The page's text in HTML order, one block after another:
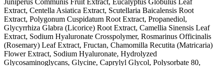
Juniperus Communis Fruit Extract, Eucalyptus Globulus Leaf
Extract, Centella Asiatica Extract, Scutellaria Baicalensis Root
Extract, Polygonum Cuspidatum Root Extract, Propanediol,
Glycyrrhiza Glabra (Licorice) Root Extract, Camellia Sinensis Leaf
Extract, Sodium Hyaluronate Crosspolymer, Rosmarinus Officinalis
(Rosemary) Leaf Extract, Fructan, Chamomilla Recutita (Matricaria)
Flower Extract, Sodium Hyaluronate, Hydrolyzed
Glycosaminoglycans, Glycine, Caprylyl Glycol, Polysorbate 80,